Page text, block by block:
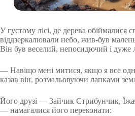
У густому лісі, де дерева обіймалися
віддзеркалювали небо, жив-був
Він був веселий, непосидючий і дуже
— Навіщо мені митися, якщо я все
казав він, розмальовуючи лапками
Його друзі — Зайчик Стрибунчик,
— намагалися його переконати: